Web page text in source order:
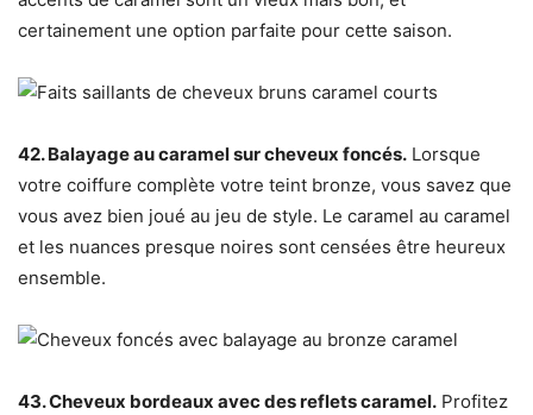
certainement une option parfaite pour cette saison.
42. Balayage au caramel sur cheveux foncés. Lorsque
votre coiffure complète votre teint bronze, vous savez que
vous avez bien joué au jeu de style. Le caramel au caramel
et les nuances presque noires sont censées être heureux
ensemble.
43. Cheveux bordeaux avec des reflets caramel. Profitez